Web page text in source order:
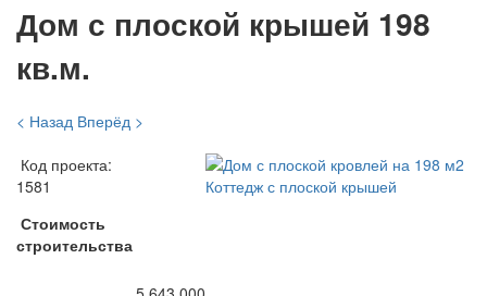
Дом с плоской крышей 198
кв.м.
< Назад Вперёд >
Код проекта:
1581
Стоимость
строительства